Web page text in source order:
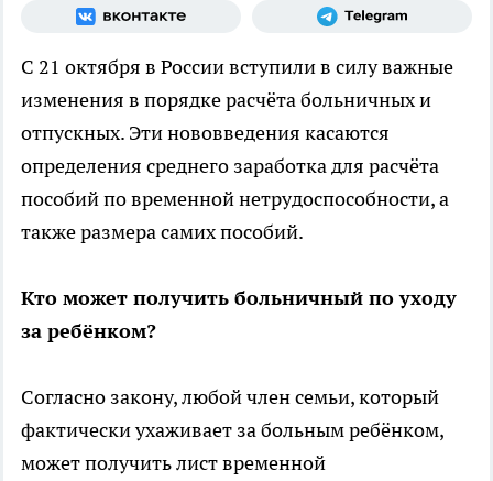
С 21 октября в России вступили в силу важные
изменения в порядке расчёта больничных и
отпускных. Эти нововведения касаются
определения среднего заработка для расчёта
пособий по временной нетрудоспособности, а
также размера самих пособий.
Кто может получить больничный по уходу
за ребёнком?
Согласно закону, любой член семьи, который
фактически ухаживает за больным ребёнком,
может получить лист временной